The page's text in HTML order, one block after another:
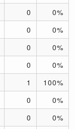
0
0%
0
0%
0
0%
0
0%
1
100%
0
0%
0
0%